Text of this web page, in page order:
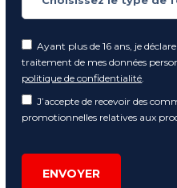
Ayant plus de 16 ans, je
traitement de mes données
politique de confidentialité.
J’accepte de recevoir des
promotionnelles relatives aux
ENVOYER